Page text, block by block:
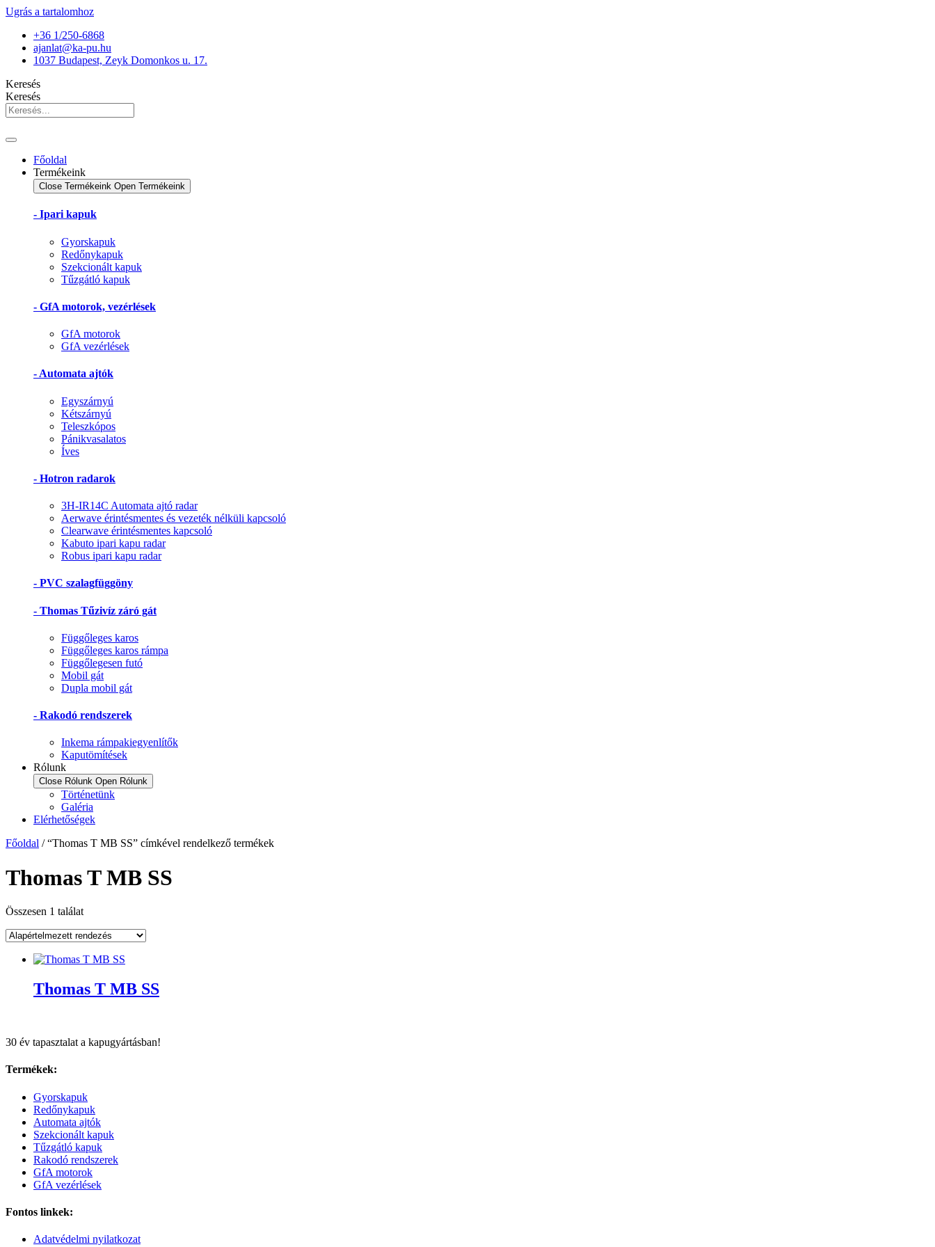
Ugrás a tartalomhoz
+36 1/250-6868
ajanlat@ka-pu.hu
1037 Budapest, Zeyk Domonkos u. 17.
Keresés
Keresés
Főoldal
Termékeink
Close Termékeink Open Termékeink
- Ipari kapuk
Gyorskapuk
Redőnykapuk
Szekcionált kapuk
Tűzgátló kapuk
- GfA motorok, vezérlések
GfA motorok
GfA vezérlések
- Automata ajtók
Egyszárnyú
Kétszárnyú
Teleszkópos
Pánikvasalatos
Íves
- Hotron radarok
3H-IR14C Automata ajtó radar
Aerwave érintésmentes és vezeték nélküli kapcsoló
Clearwave érintésmentes kapcsoló
Kabuto ipari kapu radar
Robus ipari kapu radar
- PVC szalagfüggöny
- Thomas Tűzivíz záró gát
Függőleges karos
Függőleges karos rámpa
Függőlegesen futó
Mobil gát
Dupla mobil gát
- Rakodó rendszerek
Inkema rámpakiegyenlítők
Kaputömítések
Rólunk
Close Rólunk Open Rólunk
Történetünk
Galéria
Elérhetőségek
Főoldal / “Thomas T MB SS” címkével rendelkező termékek
Thomas T MB SS
Összesen 1 találat
Thomas T MB SS
30 év tapasztalat a kapugyártásban!
Termékek:
Gyorskapuk
Redőnykapuk
Automata ajtók
Szekcionált kapuk
Tűzgátló kapuk
Rakodó rendszerek
GfA motorok
GfA vezérlések
Fontos linkek:
Adatvédelmi nyilatkozat